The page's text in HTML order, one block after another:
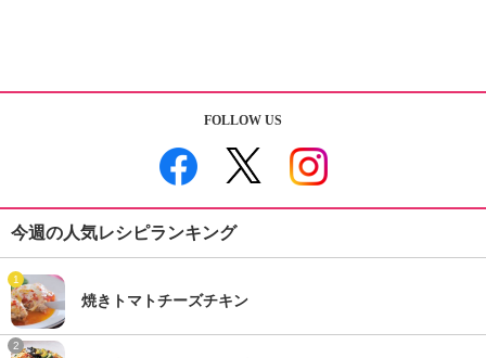
FOLLOW US
今週の人気レシピランキング
1
焼きトマトチーズチキン
2